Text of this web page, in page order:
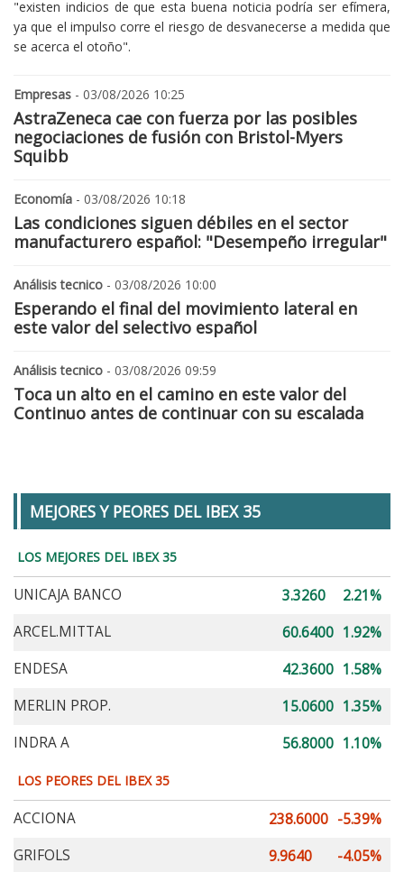
"existen indicios de que esta buena noticia podría ser efímera,
ya que el impulso corre el riesgo de desvanecerse a medida que
se acerca el otoño".
Empresas - 03/08/2026 10:25
AstraZeneca cae con fuerza por las posibles
negociaciones de fusión con Bristol-Myers
Squibb
Economía - 03/08/2026 10:18
Las condiciones siguen débiles en el sector
manufacturero español: "Desempeño irregular"
Análisis tecnico - 03/08/2026 10:00
Esperando el final del movimiento lateral en
este valor del selectivo español
Análisis tecnico - 03/08/2026 09:59
Toca un alto en el camino en este valor del
Continuo antes de continuar con su escalada
MEJORES Y PEORES DEL IBEX 35
LOS MEJORES DEL IBEX 35
UNICAJA BANCO 3.3260
2.21%
ARCEL.MITTAL
60.6400 1.92%
ENDESA
42.3600 1.58%
MERLIN PROP.
15.0600 1.35%
INDRA A
56.8000 1.10%
LOS PEORES DEL IBEX 35
ACCIONA 238.6000 -5.39%
GRIFOLS
9.9640
-4.05%